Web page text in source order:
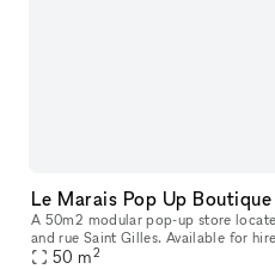
Le Marais Pop Up
A 50m2 modular pop-up store
and rue Saint Gilles. Available for
art exhibitions. Suspended racks
50 m2